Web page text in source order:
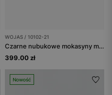
WOJAS / 10102-21
Czarne nubukowe mokasyny męskie z metalowym logo
399.00 zł
Nowość